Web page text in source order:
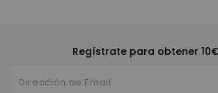
Regístrate para obtener